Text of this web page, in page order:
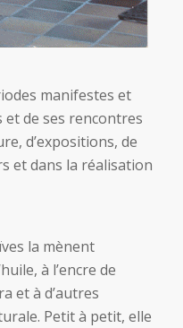
manifestes et
et de ses rencontres
d’expositions, de
et dans la réalisation
la mènent
à l’encre de
et à d’autres
Petit à petit, elle